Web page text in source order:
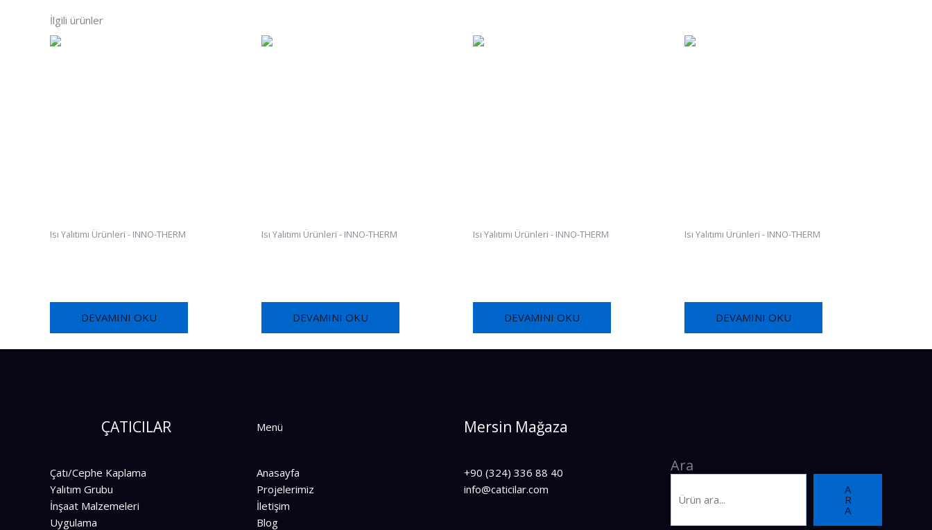
İlgili ürünler
Isı Yalıtımı Ürünleri - INNO-THERM
DEVAMINI OKU
Isı Yalıtımı Ürünleri - INNO-THERM
DEVAMINI OKU
Isı Yalıtımı Ürünleri - INNO-THERM
DEVAMINI OKU
Isı Yalıtımı Ürünleri - INNO-THERM
DEVAMINI OKU
ÇATICILAR
Çatı/Cephe Kaplama
Yalıtım Grubu
İnşaat Malzemeleri
Uygulama
Menü
Anasayfa
Projelerimiz
İletişim
Blog
Mersin Mağaza
+90 (324) 336 88 40
info@caticilar.com
Ara
A
R
A